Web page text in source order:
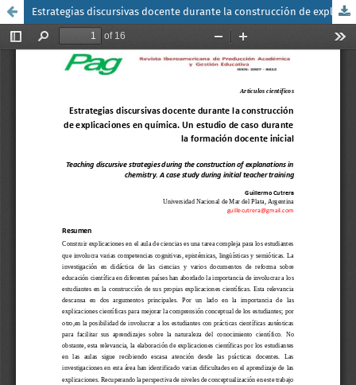
Estrategias discursivas docente durante la construcción de explicaciones en química. Un estudio de caso durante la formación docente inicial / Teaching discursive strategies during the construction of explanations in chemistry. A case study during initial